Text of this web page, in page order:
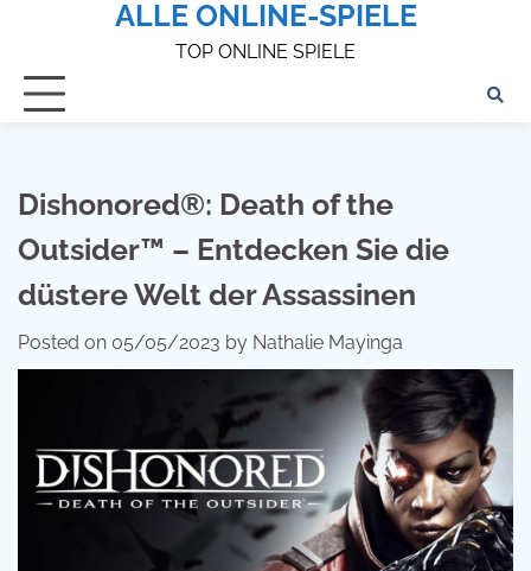
ALLE ONLINE-SPIELE
TOP ONLINE SPIELE
Dishonored®: Death of the
Outsider™ – Entdecken Sie die
düstere Welt der Assassinen
Posted on 05/05/2023 by Nathalie Mayinga